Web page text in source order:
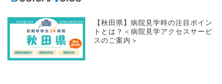
【秋田県】病院見学時の注目ポイン
トとは？＜病院見学アクセスサービ
スのご案内＞